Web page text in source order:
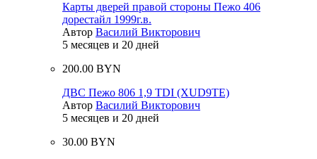
Карты дверей правой стороны Пежо 406
дорестайл 1999г.в.
Автор Василий Викторович
5 месяцев и 20 дней
200.00 BYN
ДВС Пежо 806 1,9 TDI (XUD9TE)
Автор Василий Викторович
5 месяцев и 20 дней
30.00 BYN